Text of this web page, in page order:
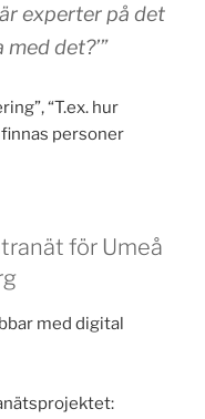
experter på det
det?’”
“T.ex. hur
personer
för Umeå
med digital